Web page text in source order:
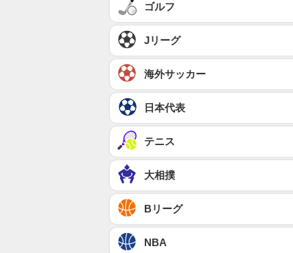
ゴルフ
Jリーグ
海外サッカー
日本代表
テニス
大相撲
Bリーグ
NBA